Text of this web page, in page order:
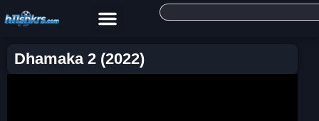
Dhamaka 2 (2022)